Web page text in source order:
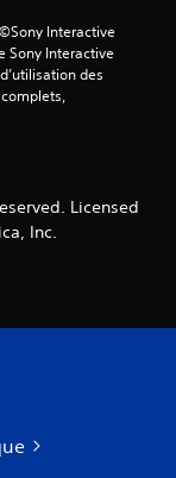
)
Interactive
Sony Interactive
des
Licensed
Inc.